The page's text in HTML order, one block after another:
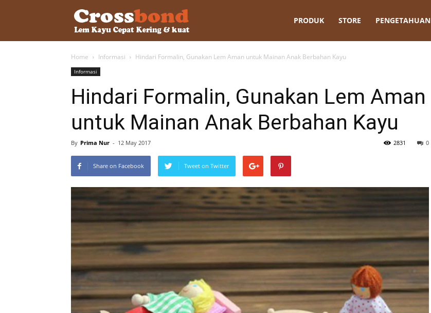
–
Lem
Vinyl
Cepat
PRODUK STORE PENGETAHUAN
Home Informasi Hindari Formalin, Gunakan Lem Aman untuk Mainan Anak Berbahan Kayu
Informasi
Hindari Formalin, Gunakan Lem Aman
untuk Mainan Anak Berbahan Kayu
By Prima Nur - 12 May 2017 0
2831
Share on Facebook Tweet on Twitter